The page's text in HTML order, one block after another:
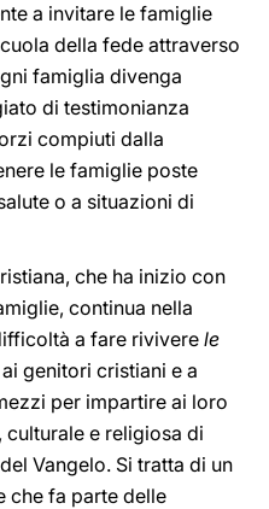
a invitare le famiglie
della fede attraverso
famiglia divenga
di testimonianza
compiuti dalla
le famiglie poste
o a situazioni di
che ha inizio con
continua nella
a fare rivivere le
genitori cristiani e a
per impartire ai loro
e religiosa di
Vangelo. Si tratta di un
che fa parte delle